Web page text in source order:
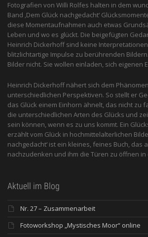
Fotografien von Willi Rolfes halten in dem
Band ‚Dem Glück nachgedacht‘
diese Momentaufnahmen auch etwas
Leben und wo es glückt. Die beigefügten
Heinrich Dickerhoff sind keine
blitzlichtartige Impulse zu berührenden
Bilder nicht. Sie wollen einladen, sich eigenen
Heinrich Dickerhoff nähert sich dem
unterschiedlichen Perspektiven. So stellt er
das Glück einem Einhorn ähnelt, das nicht zu
die unterschiedlichen Arten des Glücks und
sein können, wenn es zu uns kommt. Ein
erzählt vom Glück in hochmittelalterlichen
nachgedacht‘ ist ein kleines, feines Buch, das
nachzudenken und ihm die Türen zu öffnen in
Aktuell im Blog
Nr. 27 – Zusammenarbeit
Fotoworkshop „Mystisches Moor“ online